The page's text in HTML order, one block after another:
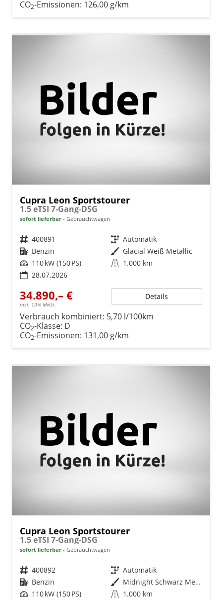
CO2-Emissionen: 126,00 g/km
Cupra Leon Sportstourer
1.5 eTSI 7-Gang-DSG
sofort lieferbar Gebrauchtwagen
Fahrzeugnr. 400891 Getriebe Automatik
Kraftstoff Benzin Außenfarbe Glacial Weiß Metallic
Leistung 110 kW (150 PS) Kilometerstand 1.000 km
28.07.2026
34.890,– €
incl. 19% MwSt.
Details
Verbrauch kombiniert: 5,70 l/100km
CO2-Klasse: D
CO2-Emissionen: 131,00 g/km
Cupra Leon Sportstourer
1.5 eTSI 7-Gang-DSG
sofort lieferbar Gebrauchtwagen
Fahrzeugnr. 400892 Getriebe Automatik
Kraftstoff Benzin Außenfarbe
Midnight Schwarz Metallic
Leistung 110 kW (150 PS) Kilometerstand 1.000 km